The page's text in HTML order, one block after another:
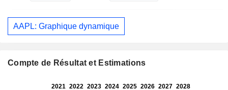
AAPL: Graphique dynamique
Compte de Résultat et Estimations